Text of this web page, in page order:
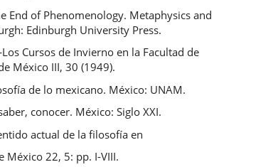
End of Phenomenology. Metaphysics and
Edinburgh University Press.
Cursos de Invierno en la Facultad de
México III, 30 (1949).
de lo mexicano. México: UNAM.
conocer. México: Siglo XXI.
actual de la filosofía en
México 22, 5: pp. I-VIII.